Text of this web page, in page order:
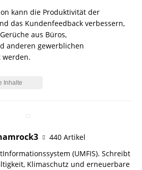
kann die Produktivität der
das Kundenfeedback verbessern,
aus Büros,
anderen gewerblichen
werden.
440 Artikel
(UMFIS). Schreibt
Klimaschutz und erneuerbare